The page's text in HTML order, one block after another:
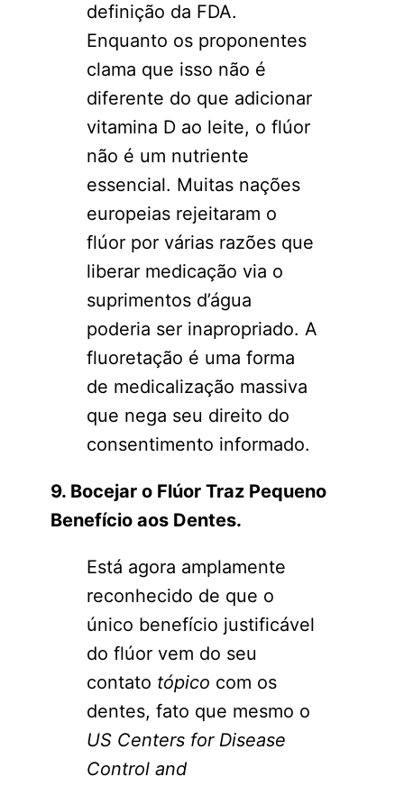
definição da FDA.
Enquanto os proponentes
clama que isso não é
diferente do que adicionar
vitamina D ao leite, o flúor
não é um nutriente
essencial. Muitas nações
europeias rejeitaram o
flúor por várias razões que
liberar medicação via o
suprimentos d’água
poderia ser inapropriado. A
fluoretação é uma forma
de medicalização massiva
que nega seu direito do
consentimento informado.
9. Bocejar o Flúor Traz Pequeno
Benefício aos Dentes.
Está agora amplamente
reconhecido de que o
único benefício justificável
do flúor vem do seu
contato tópico com os
dentes, fato que mesmo o
US Centers for Disease
Control and